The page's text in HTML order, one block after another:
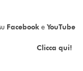
Facebook e YouTube
qui!